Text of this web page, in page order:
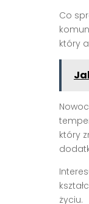
Co
który
który
życiu.